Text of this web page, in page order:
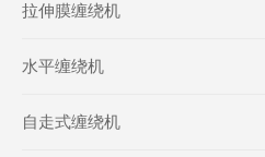
拉伸膜缠绕机
水平缠绕机
自走式缠绕机